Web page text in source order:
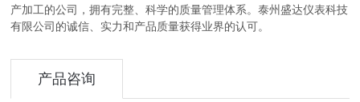
产加工的公司，拥有完整、科学的质量管理体系。泰州盛达仪表科技
有限公司的诚信、实力和产品质量获得业界的认可。
产品咨询